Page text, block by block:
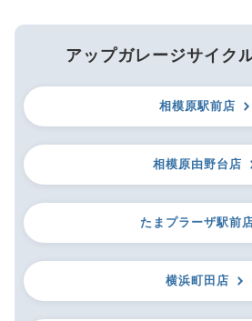
アップガレージサイク
相模原駅前店
相模原由野台店
たまプラーザ駅前
横浜町田店